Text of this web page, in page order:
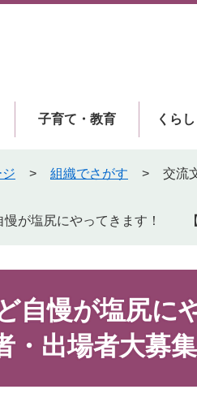
子育て・教育 くら
ジ > 組織でさがす > 交流
慢が塩尻にやってきます！ 【
自慢が塩尻
・出場者大募集